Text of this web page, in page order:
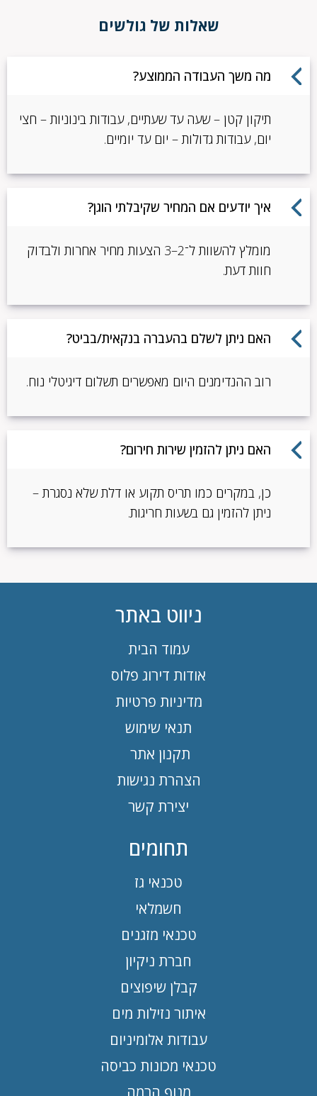
שאלות של גולשים
מה משך העבודה הממוצע?
תיקון קטן – שעה עד שעתיים, עבודות בינוניות – חצי
יום, עבודות גדולות – יום עד יומיים.
איך יודעים אם המחיר שקיבלתי הוגן?
מומלץ להשוות ל־2–3 הצעות מחיר אחרות ולבדוק
חוות דעת.
האם ניתן לשלם בהעברה בנקאית/בביט?
רוב ההנדימנים היום מאפשרים תשלום דיגיטלי נוח.
האם ניתן להזמין שירות חירום?
כן, במקרים כמו תריס תקוע או דלת שלא נסגרת –
ניתן להזמין גם בשעות חריגות.
ניווט באתר
עמוד הבית
אודות דירוג פלוס
מדיניות פרטיות
תנאי שימוש
תקנון אתר
הצהרת נגישות
יצירת קשר
תחומים
טכנאי גז
חשמלאי
טכנאי מזגנים
חברת ניקיון
קבלן שיפוצים
איתור נזילות מים
עבודות אלומיניום
טכנאי מכונות כביסה
מנוף הרמה